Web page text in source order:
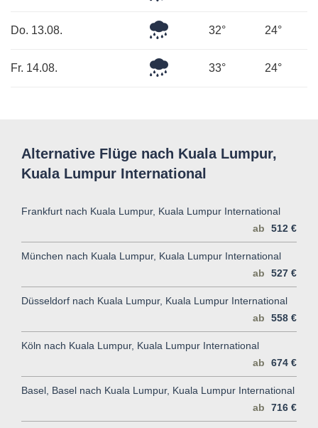
Do. 13.08. 32° 24°
Fr. 14.08. 33° 24°
Alternative Flüge nach Kuala Lumpur,
Kuala Lumpur International
Frankfurt nach Kuala Lumpur, Kuala Lumpur International
ab
512 €
München nach Kuala Lumpur, Kuala Lumpur International
ab
527 €
Düsseldorf nach Kuala Lumpur, Kuala Lumpur International
ab
558 €
Köln nach Kuala Lumpur, Kuala Lumpur International
ab
674 €
Basel, Basel nach Kuala Lumpur, Kuala Lumpur International
ab
716 €